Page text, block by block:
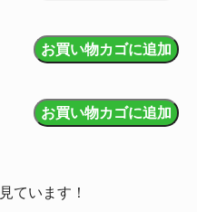
お買い物カゴに追加
お買い物カゴに追加
ています！